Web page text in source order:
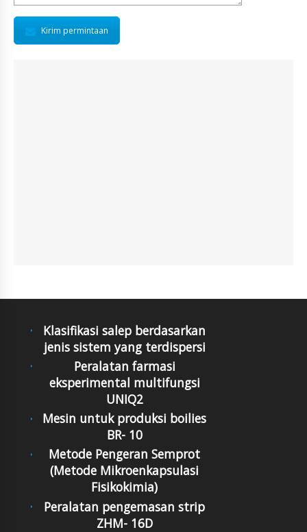
Kirim permintaan
Klasifikasi salep berdasarkan
jenis sistem yang terdispersi
Peralatan farmasi
eksperimental multifungsi
UNIQ2
Mesin untuk produksi boilies
BR- 10
Metode Pengeran Semprot
(Metode Mikroenkapsulasi
Fisikokimia)
Peralatan pengemasan strip
ZHM- 16D